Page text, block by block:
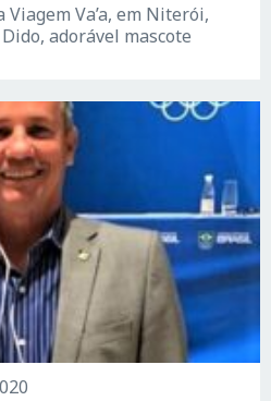
Va’a, em Niterói,
adorável mascote